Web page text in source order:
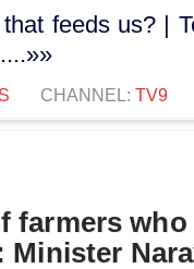
feeds us? |
CHANNEL: TV9
farmers
Minister